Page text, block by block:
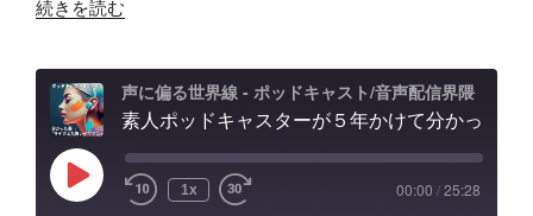
錯
の
記
録"
イ
除
去/
環
音
AI
ル
録。
EMBED
判
能？
続きを読む
声に偏る世界線 - ポッドキャスト/音声配信界隈
Play
Episode 1x 00:00 /25:28